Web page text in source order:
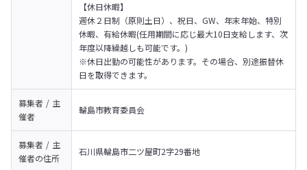
【休日休暇】
週休２日制（原則土日）、祝日、GW、年末年始、特別
休暇、有給休暇(任用期間に応じ最大10日支給します、次
年度以降繰越しも可能です。)
※休日出勤の可能性があります。その場合、別途振替休
日を取得できます。
募集者 / 主
催者
輪島市教育委員会
募集者 / 主
催者の住所
石川県輪島市二ツ屋町2字29番地